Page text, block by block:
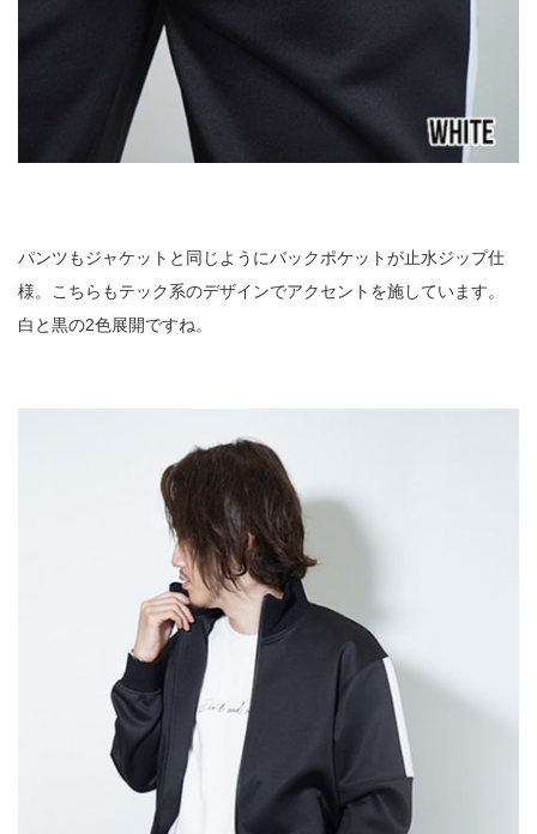
パンツもジャケットと同じようにバックポケットが止水ジップ仕
様。こちらもテック系のデザインでアクセントを施しています。
白と黒の2色展開ですね。